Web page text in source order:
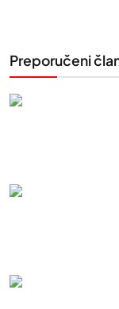
Preporučeni